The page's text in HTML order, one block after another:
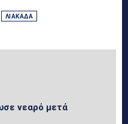
ΛΙΑΚΆΔΑ
νεαρό μετά